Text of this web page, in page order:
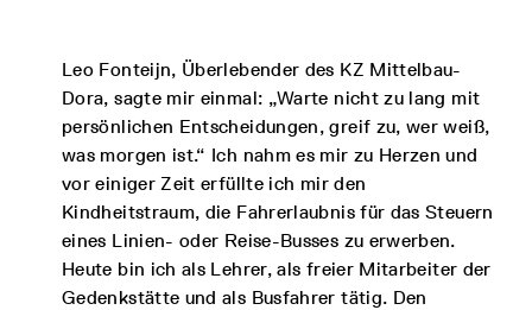
Leo Fonteijn, Überlebender des KZ Mittelbau-
Dora, sagte mir einmal: „Warte nicht zu lang mit
persönlichen Entscheidungen, greif zu, wer weiß,
was morgen ist.“ Ich nahm es mir zu Herzen und
vor einiger Zeit erfüllte ich mir den
Kindheitstraum, die Fahrerlaubnis für das Steuern
eines Linien- oder Reise-Busses zu erwerben.
Heute bin ich als Lehrer, als freier Mitarbeiter der
Gedenkstätte und als Busfahrer tätig. Den